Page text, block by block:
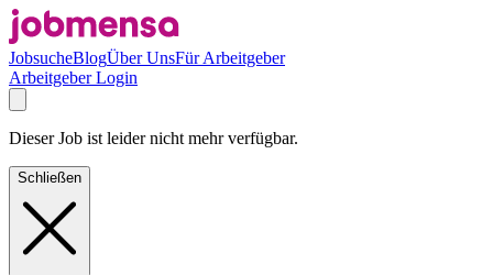
JobsucheBlogÜber UnsFür Arbeitgeber
Arbeitgeber Login
Dieser Job ist leider nicht mehr verfügbar.
Schließen